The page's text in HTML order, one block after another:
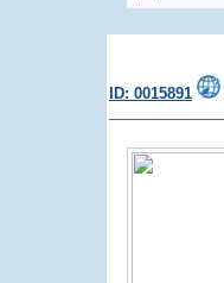
ID: 0015891